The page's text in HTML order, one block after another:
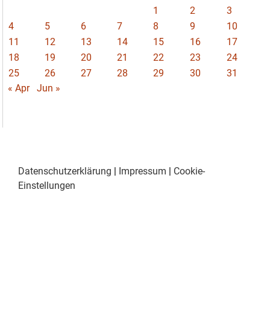
1 2
3
4
5 6 7 8 9
10
11
12 13 14 15 16
17
18
19 20 21 22 23
24
25
26 27 28 29 30
31
« Apr
Jun »
Datenschutzerklärung Impressum
Cookie-
Einstellungen